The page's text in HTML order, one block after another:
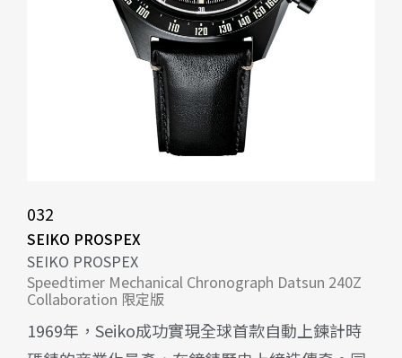
032
SEIKO PROSPEX
SEIKO PROSPEX
Speedtimer Mechanical Chronograph Datsun 240Z
Collaboration 限定版
1969年，Seiko成功實現全球首款自動上鍊計時